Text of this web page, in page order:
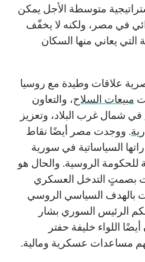
نهاية سنة 2024 استراتيجية متوسطة الأجل يمكن
في مصر، ولكنه لا يخفّف
التي يعاني منها السكان
علاقات وطيدة مع روسيا
مبيعات السلاح، والتعاون
في شمال غرب البلاد، وتعزيز
. ووجدت مصر أيضًا نقاط
السياساتية في سورية
للحكومة الروسية. والحال هو
بصمتٍ التدخل العسكري
بالهدف السياسي الروسي
الرئيس السوري بشار
اللواء خليفة حفتر
مساعدات عسكرية ومالية.